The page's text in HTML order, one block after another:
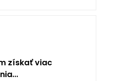
získať viac